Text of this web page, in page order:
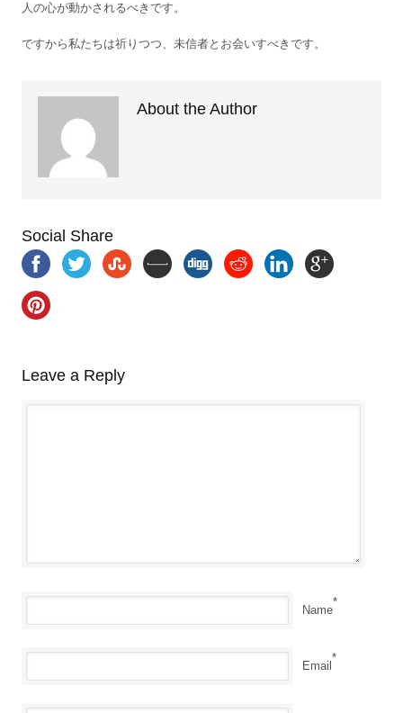
人の心が動かされるべきです。
ですから私たちは祈りつつ、未信者とお会いすべきです。
About the Author
Social Share
Leave a Reply
Name
*
Email
*